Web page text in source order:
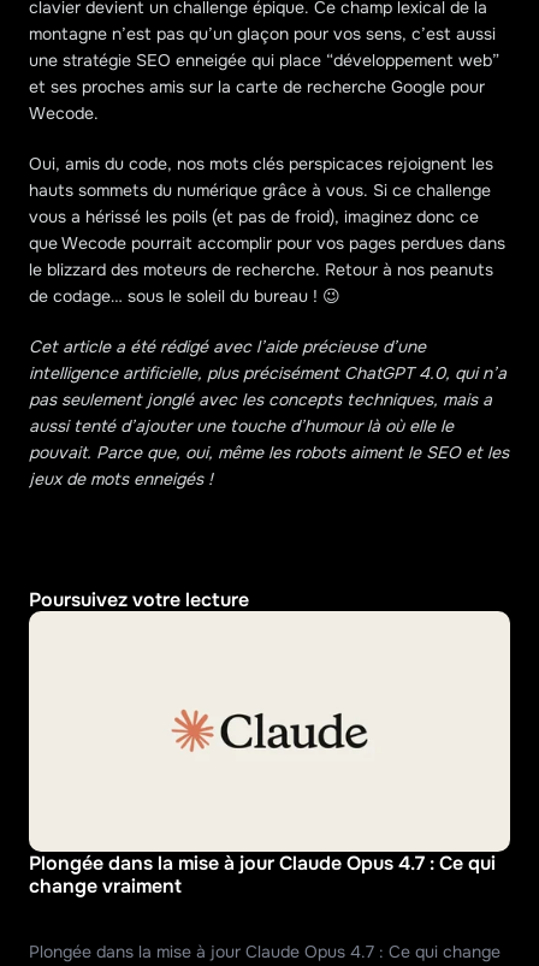
clavier devient un challenge épique. Ce champ lexical de la
montagne n’est pas qu’un glaçon pour vos sens, c’est aussi
une stratégie SEO enneigée qui place “développement web”
et ses proches amis sur la carte de recherche Google pour
Wecode.
Oui, amis du code, nos mots clés perspicaces rejoignent les
hauts sommets du numérique grâce à vous. Si ce challenge
vous a hérissé les poils (et pas de froid), imaginez donc ce
que Wecode pourrait accomplir pour vos pages perdues dans
le blizzard des moteurs de recherche. Retour à nos peanuts
de codage… sous le soleil du bureau ! 😉
Cet article a été rédigé avec l’aide précieuse d’une
intelligence artificielle, plus précisément ChatGPT 4.0, qui n’a
pas seulement jonglé avec les concepts techniques, mais a
aussi tenté d’ajouter une touche d’humour là où elle le
pouvait. Parce que, oui, même les robots aiment le SEO et les
jeux de mots enneigés !
Poursuivez votre lecture
Plongée dans la mise à jour Claude Opus 4.7 : Ce qui
change vraiment
Plongée dans la mise à jour Claude Opus 4.7 : Ce qui change